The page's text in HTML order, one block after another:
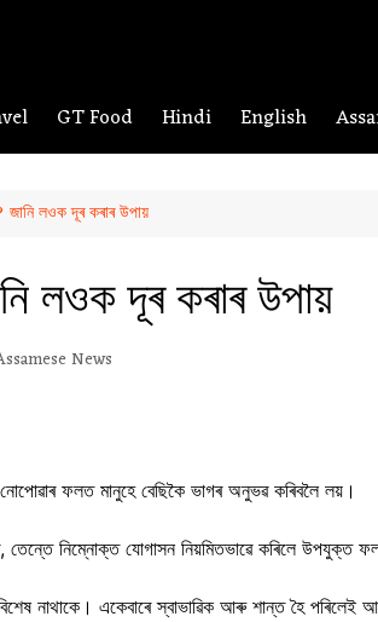
GT Food Hindi English
জানি লওক দূৰ কৰাৰ উপায়
লওক দূৰ কৰাৰ উপায়
News
ফলত মানুহে বেছিকৈ ভাগৰ অনুভৱ কৰিবলৈ লয়।
নিম্নোক্ত যোগাসন নিয়মিতভাৱে কৰিলে উপযুক্ত ফল
নাথাকে। একেবাৰে স্বাভাৱিক আৰু শান্ত হৈ পৰিলেই